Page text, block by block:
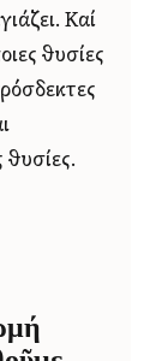
Καί
θυσίες
θυσίες.